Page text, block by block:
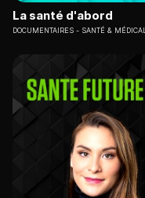
La santé d'abord
DOCUMENTAIRES SANTÉ & MÉDICAL